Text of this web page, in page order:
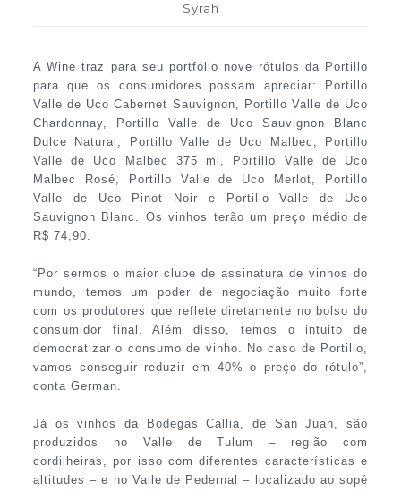
Syrah
A Wine traz para seu portfólio nove rótulos da Portillo
para que os consumidores possam apreciar: Portillo
Valle de Uco Cabernet Sauvignon, Portillo Valle de Uco
Chardonnay, Portillo Valle de Uco Sauvignon Blanc
Dulce Natural, Portillo Valle de Uco Malbec, Portillo
Valle de Uco Malbec 375 ml, Portillo Valle de Uco
Malbec Rosé, Portillo Valle de Uco Merlot, Portillo
Valle de Uco Pinot Noir e Portillo Valle de Uco
Sauvignon Blanc. Os vinhos terão um preço médio de
R$ 74,90.
“Por sermos o maior clube de assinatura de vinhos do
mundo, temos um poder de negociação muito forte
com os produtores que reflete diretamente no bolso do
consumidor final. Além disso, temos o intuito de
democratizar o consumo de vinho. No caso de Portillo,
vamos conseguir reduzir em 40% o preço do rótulo”,
conta German.
Já os vinhos da Bodegas Callia, de San Juan, são
produzidos no Valle de Tulum – região com
cordilheiras, por isso com diferentes características e
altitudes – e no Valle de Pedernal – localizado ao sopé